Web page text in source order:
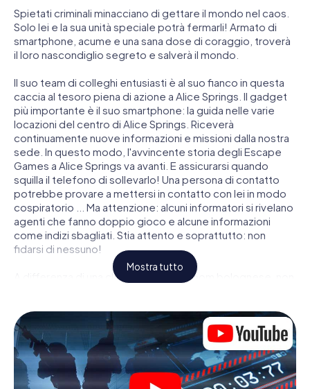
Spietati criminali minacciano di gettare il mondo nel caos.
Solo lei e la sua unità speciale potrà fermarli! Armato di
smartphone, acume e una sana dose di coraggio, troverà
il loro nascondiglio segreto e salverà il mondo.
Il suo team di colleghi entusiasti è al suo fianco in questa
caccia al tesoro piena di azione a Alice Springs. Il gadget
più importante è il suo smartphone: la guida nelle varie
locazioni del centro di Alice Springs. Riceverà
continuamente nuove informazioni e missioni dalla nostra
sede. In questo modo, l'avvincente storia degli Escape
Games a Alice Springs va avanti. E assicurarsi quando
squilla il telefono di sollevarlo! Una persona di contatto
potrebbe provare a mettersi in contatto con lei in modo
cospiratorio ... Ma attenzione: alcuni informatori si rivelano
agenti che fanno doppio gioco e alcune informazioni
come indizi sbagliati. Stia attento e soprattutto: non
fidarsi di nessuno!
A differenza di una classica Escape Room bolognese, non
dichiara che tutta Alice Springs è il suo campo di gioco
personale! Il requisito tecnico per la sua avventura da
agente a Alice Springs é uno smartphone con accesso a
Internet mobile. Un clic le dà accesso alla nostra app web.
Non è necessario installare nulla per essere trascinati
Mostra tutto